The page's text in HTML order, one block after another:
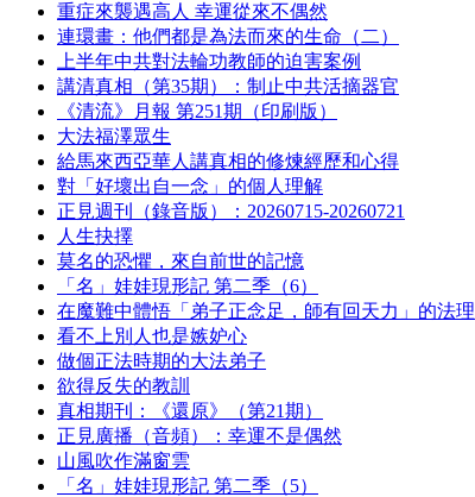
重症來襲遇高人 幸運從來不偶然
連環畫：他們都是為法而來的生命（二）
上半年中共對法輪功教師的迫害案例
講清真相（第35期）：制止中共活摘器官
《清流》月報 第251期（印刷版）
大法福澤眾生
給馬來西亞華人講真相的修煉經歷和心得
對「好壞出自一念」的個人理解
正見週刊（錄音版）：20260715-20260721
人生抉擇
莫名的恐懼，來自前世的記憶
「名」娃娃現形記 第二季（6）
在魔難中體悟「弟子正念足，師有回天力」的法理
看不上別人也是嫉妒心
做個正法時期的大法弟子
欲得反失的教訓
真相期刊：《還原》（第21期）
正見廣播（音頻）：幸運不是偶然
山風吹作滿窗雲
「名」娃娃現形記 第二季（5）